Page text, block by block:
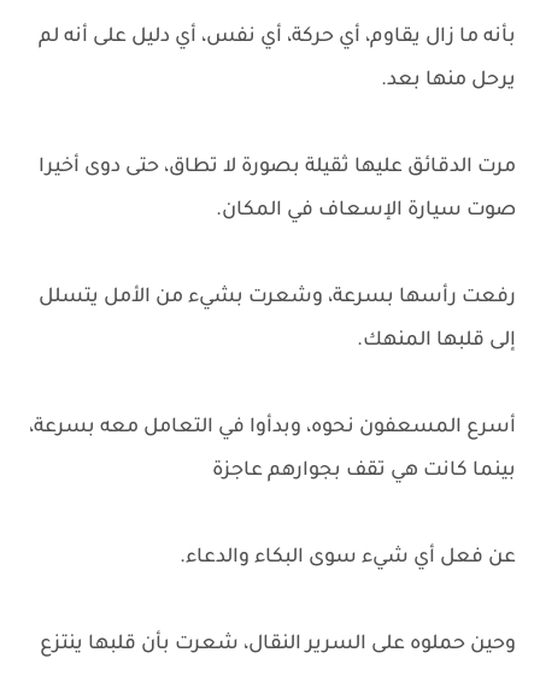
بأنه ما زال يقاوم، أي حركة، أي نفس، أي دليل على أنه لم
يرحل منها بعد.
مرت الدقائق عليها ثقيلة بصورة لا تطاق، حتى دوى أخيرا
صوت سيارة الإسعاف في المكان.
رفعت رأسها بسرعة، وشعرت بشيء من الأمل يتسلل
إلى قلبها المنهك.
أسرع المسعفون نحوه، وبدأوا في التعامل معه بسرعة،
بينما كانت هي تقف بجوارهم عاجزة
عن فعل أي شيء سوى البكاء والدعاء.
وحين حملوه على السرير النقال، شعرت بأن قلبها ينتزع